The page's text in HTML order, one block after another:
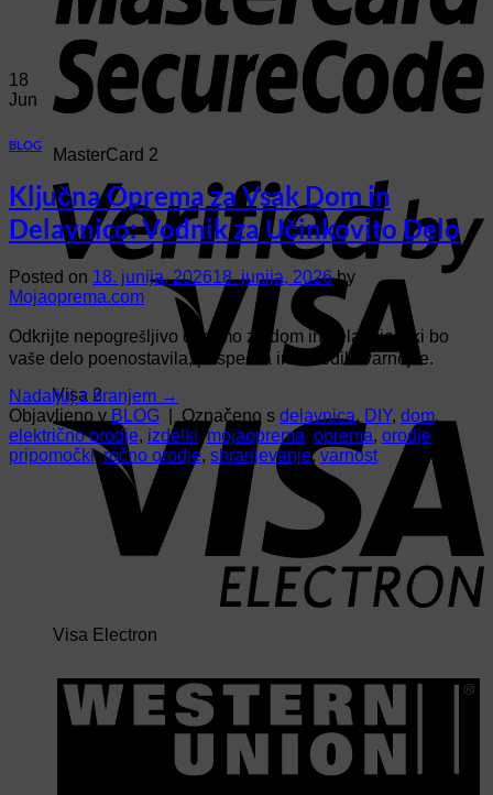
MasterCard 2
Visa 2
Visa Electron
18
Jun
BLOG
Ključna Oprema za Vsak Dom in
Delavnico: Vodnik za Učinkovito Delo
Posted on 18. junija, 202618. junija, 2026 by
Mojaoprema.com
Odkrijte nepogrešljivo opremo za dom in delavnico, ki bo
vaše delo poenostavila, pospešila in naredila varnejše.
Nadaljuj z branjem →
Objavljeno v BLOG Označeno s delavnica, DIY, dom,
električno orodje, izdelki ,mojaoprema oprema, orodje
pripomočki,ročno orodje, shranjevanje,varnost